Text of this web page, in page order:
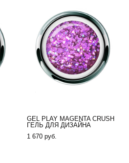
GEL PLAY MAGENTA CRUSH
ГЕЛЬ ДЛЯ ДИЗАЙНА
1 670 pуб.